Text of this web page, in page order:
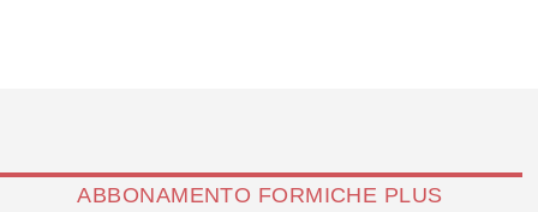
ABBONAMENTO FORMICHE PLUS